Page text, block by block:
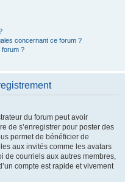
concernant ce forum ?
forum ?
du forum peut avoir
de s’enregistrer pour poster des
permet de bénéficier de
aux invités comme les avatars
de courriels aux autres membres,
compte est rapide et vivement